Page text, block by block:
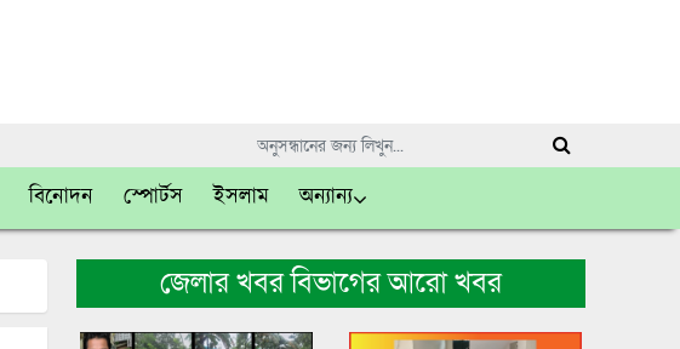
বিনোদন স্পোর্টস ইসলাম অন্যান্য
জেলার খবর বিভাগের আরো খবর